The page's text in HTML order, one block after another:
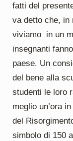
fatti del
va detto che, in
viviamo in un
insegnanti
paese. Un
del bene alla
studenti le loro
meglio un’ora
del
simbolo di 150